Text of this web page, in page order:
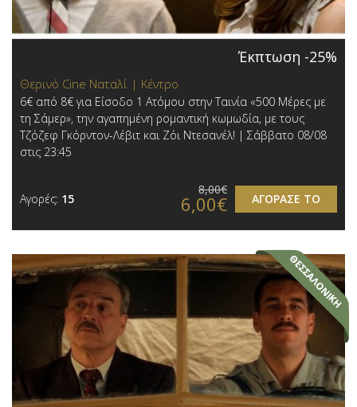
Έκπτωση -25%
Θερινό Cine Ναταλί | Κέντρο
6€ από 8€ για Είσοδο 1 Ατόμου στην Ταινία «500 Μέρες με
τη Σάμερ», την αγαπημένη ρομαντική κωμωδία, με τους
Τζόζεφ Γκόρντον-Λέβιτ και Ζόι Ντεσανέλ! | Σάββατο 08/08
στις 23:45
Αγορές: 15 ΑΓΟΡΑΣΕ ΤΟ
8,00€
6,00€